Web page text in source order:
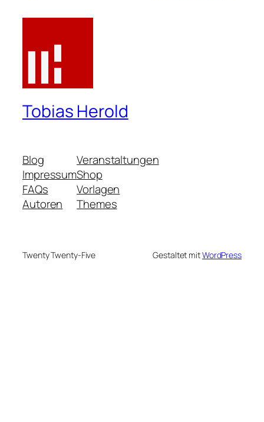
Tobias Herold
Blog
Impressum
FAQs
Autoren
Veranstaltungen
Shop
Vorlagen
Themes
Twenty Twenty-Five Gestaltet mitWordPress